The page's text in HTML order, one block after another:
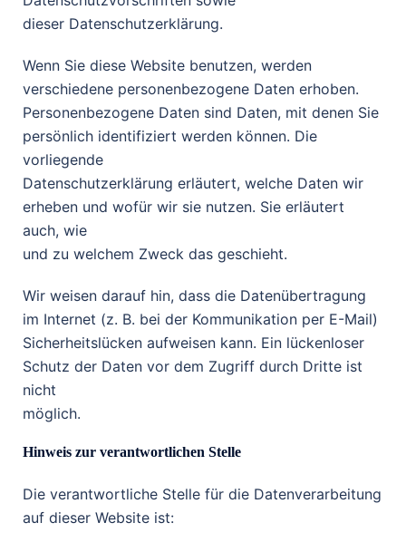
dieser Datenschutzerklärung.
Wenn Sie diese Website benutzen, werden
verschiedene personenbezogene Daten erhoben.
Personenbezogene Daten sind Daten, mit denen Sie
persönlich identifiziert werden können. Die
vorliegende
Datenschutzerklärung erläutert, welche Daten wir
erheben und wofür wir sie nutzen. Sie erläutert
auch, wie
und zu welchem Zweck das geschieht.
Wir weisen darauf hin, dass die Datenübertragung
im Internet (z. B. bei der Kommunikation per E-Mail)
Sicherheitslücken aufweisen kann. Ein lückenloser
Schutz der Daten vor dem Zugriff durch Dritte ist
nicht
möglich.
Hinweis zur verantwortlichen Stelle
Die verantwortliche Stelle für die Datenverarbeitung
auf dieser Website ist: